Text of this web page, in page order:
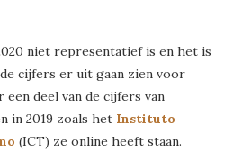
niet representatief is en het is
cijfers er uit gaan zien voor
een deel van de cijfers van
in 2019 zoals het Instituto
(ICT) ze online heeft staan.